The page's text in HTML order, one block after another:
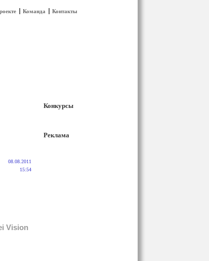
Команда Контакты
Vision
08.08.2011
15:54
Конкурсы
Реклама